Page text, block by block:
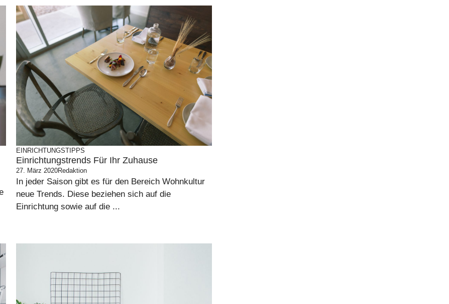
EINRICHTUNGSTIPPS
Einrichtungstrends Für Ihr Zuhause
27. März 2020Redaktion
In jeder Saison gibt es für den Bereich Wohnkultur
neue Trends. Diese beziehen sich auf die
Einrichtung sowie auf die ...